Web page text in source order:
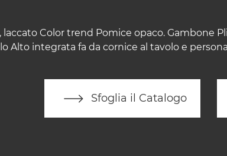
laccato Color trend Pomice opaco. Gambone
Alto integrata fa da cornice al tavolo e
Sfoglia il Catalogo